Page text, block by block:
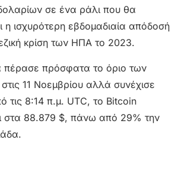
σε ένα ράλι που θα
η ισχυρότερη εβδομαδιαία απόδοσή
κρίση των ΗΠΑ το 2023.
πέρασε πρόσφατα το όριο των
11 Νοεμβρίου αλλά συνέχισε
τις 8:14 π.μ. UTC, το Bitcoin
στα 88.879 $, πάνω από 29% την